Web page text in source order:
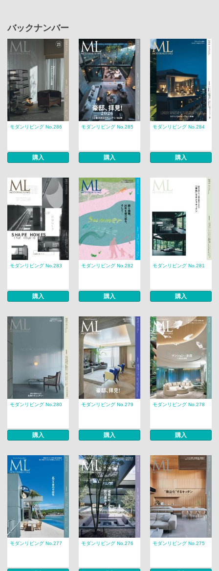
バックナンバー
モダンリビング No.286
購入
モダンリビング No.285
購入
モダンリビング No.284
購入
モダンリビング No.283
購入
モダンリビング No.282
購入
モダンリビング No.281
購入
モダンリビング No.280
購入
モダンリビング No.279
購入
モダンリビング No.278
購入
モダンリビング No.277 モダンリビング No.276 モダンリビング No.275